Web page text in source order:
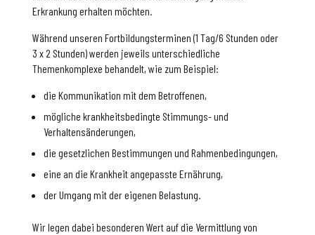
Erkrankung erhalten möchten.
Während unseren Fortbildungsterminen (1 Tag/6 Stunden oder
3 x 2 Stunden) werden jeweils unterschiedliche
Themenkomplexe behandelt, wie zum Beispiel:
die Kommunikation mit dem Betroffenen,
mögliche krankheitsbedingte Stimmungs- und
Verhaltensänderungen,
die gesetzlichen Bestimmungen und Rahmenbedingungen,
eine an die Krankheit angepasste Ernährung,
der Umgang mit der eigenen Belastung.
Wir legen dabei besonderen Wert auf die Vermittlung von